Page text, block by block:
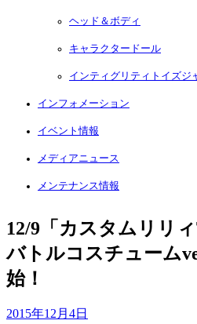
ヘッド＆ボディ
キャラクタードール
インティグリティトイズジ
インフォメーション
イベント情報
メディアニュース
メンテナンス情報
12/9「カスタムリリ
バトルコスチューム
始！
2015年12月4日